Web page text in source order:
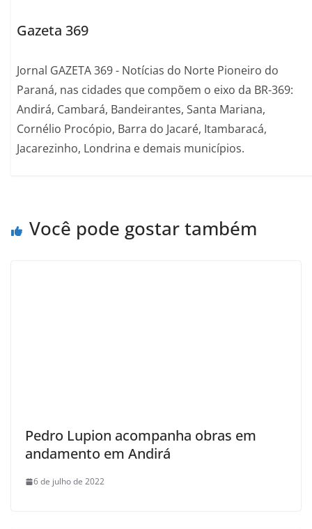
Gazeta 369
Jornal GAZETA 369 - Notícias do Norte Pioneiro do
Paraná, nas cidades que compõem o eixo da BR-369:
Andirá, Cambará, Bandeirantes, Santa Mariana,
Cornélio Procópio, Barra do Jacaré, Itambaracá,
Jacarezinho, Londrina e demais municípios.
Você pode gostar também
Pedro Lupion acompanha obras em
andamento em Andirá
6 de julho de 2022